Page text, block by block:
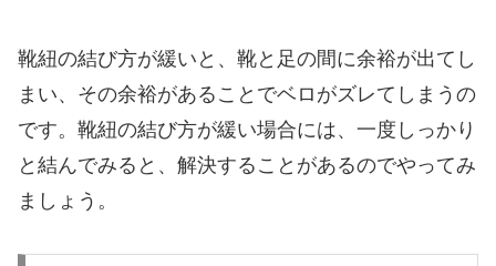
靴紐の結び方が緩いと、靴と足の間に余裕が出てし
まい、その余裕があることでベロがズレてしまうの
です。靴紐の結び方が緩い場合には、一度しっかり
と結んでみると、解決することがあるのでやってみ
ましょう。